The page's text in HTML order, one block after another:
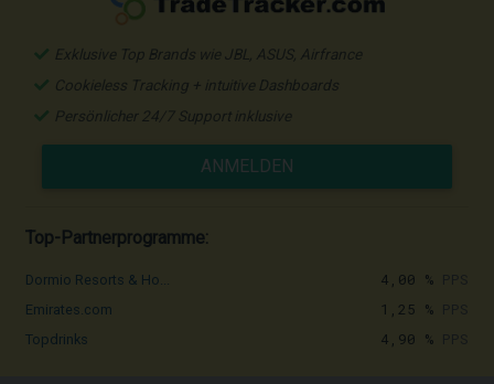
Exklusive Top Brands wie JBL, ASUS, Airfrance
Cookieless Tracking + intuitive Dashboards
Persönlicher 24/7 Support inklusive
ANMELDEN
Top-Partnerprogramme:
Dormio Resorts & Ho... 4,00 %
Emirates.com 1,25 %
Topdrinks 4,90 %